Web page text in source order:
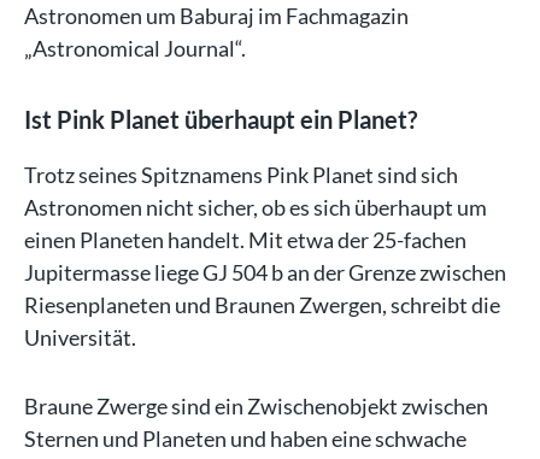
Astronomen um Baburaj im Fachmagazin
„Astronomical Journal“.
Ist Pink Planet überhaupt ein Planet?
Trotz seines Spitznamens Pink Planet sind sich
Astronomen nicht sicher, ob es sich überhaupt um
einen Planeten handelt. Mit etwa der 25-fachen
Jupitermasse liege GJ 504 b an der Grenze zwischen
Riesenplaneten und Braunen Zwergen, schreibt die
Universität.
Braune Zwerge sind ein Zwischenobjekt zwischen
Sternen und Planeten und haben eine schwache